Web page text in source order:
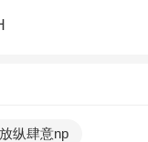
纵肆意np